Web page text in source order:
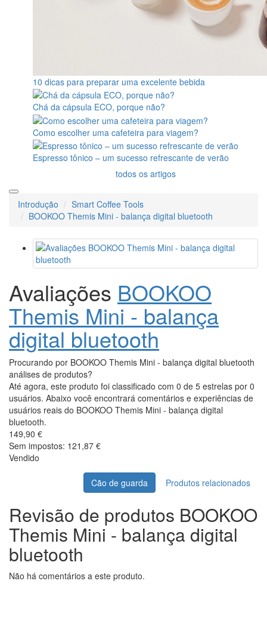
10 dicas para preparar uma excelente bebida
Chá da cápsula ECO, porque não?
Como escolher uma cafeteira para viagem?
Espresso tônico – um sucesso refrescante de verão
todos os artigos
Introdução
Smart Coffee Tools
BOOKOO Themis Mini - balança digital bluetooth
Avaliações BOOKOO
Themis Mini - balança
digital bluetooth
Procurando por BOOKOO Themis Mini - balança digital bluetooth
análises de produtos?
Até agora, este produto foi classificado com 0 de 5 estrelas por 0
usuários. Abaixo você encontrará comentários e experiências de
usuários reais do BOOKOO Themis Mini - balança digital
bluetooth.
149,90 €
Sem impostos: 121,87 €
Vendido
Cão de guarda Produtos relacionados
Revisão de produtos BOOKOO
Themis Mini - balança digital
bluetooth
Não há comentários a este produto.